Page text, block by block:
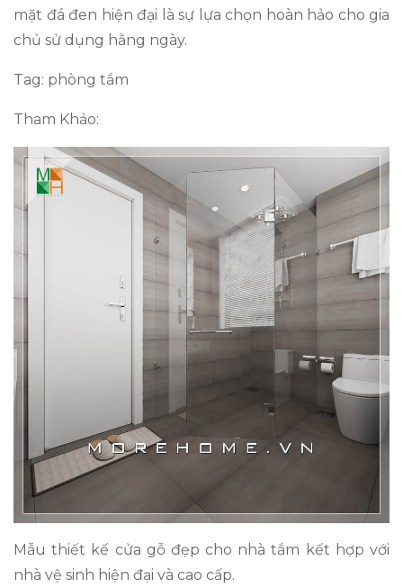
mặt đá đen hiện đại là sự lựa chọn hoàn hảo cho gia
chủ sử dụng hằng ngày.
Tag: phòng tắm
Tham Khảo:
Mẫu thiết kế cửa gỗ đẹp cho nhà tắm kết hợp với
nhà vệ sinh hiện đại và cao cấp.